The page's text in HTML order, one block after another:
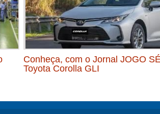
Conheça, com o Jornal JOGO
Toyota Corolla GLI